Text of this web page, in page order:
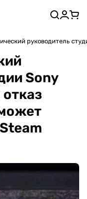
руководитель
Sony